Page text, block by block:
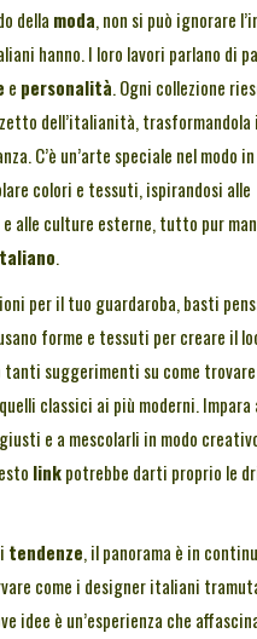
della moda, non si può ignorare
hanno. I loro lavori parlano di
e personalità. Ogni collezione
dell’italianità, trasformandola
C’è un’arte speciale nel modo
colori e tessuti, ispirandosi alle
alle culture esterne, tutto pur
.
per il tuo guardaroba, basti
forme e tessuti per creare il
suggerimenti su come
classici ai più moderni. Impara
e a mescolarli in modo
linkpotrebbe darti proprio le
tendenze, il panorama è in
come i designer italiani
idee è un’esperienza che